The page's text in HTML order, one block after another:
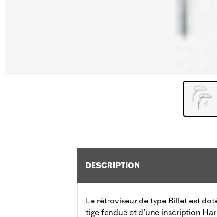
DESCRIPTION
Le rétroviseur de type Billet est
tige fendue et d’une inscription